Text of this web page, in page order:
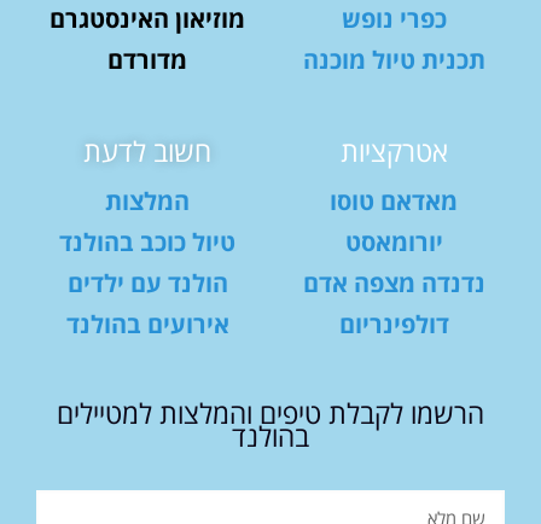
כפרי נופש
תכנית טיול מוכנה
מוזיאון האינסטגרם
מדורדם
אטרקציות
מאדאם טוסו
יורומאסט
נדנדה מצפה אדם
דולפינריום
חשוב לדעת
המלצות
טיול כוכב בהולנד
הולנד עם ילדים
אירועים בהולנד
הרשמו לקבלת טיפים והמלצות למטיילים
בהולנד